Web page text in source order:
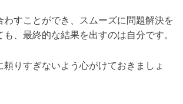
わすことができ、スムーズに問題解決を
、最終的な結果を出すのは自分です。
頼りすぎないよう心がけておきましょ